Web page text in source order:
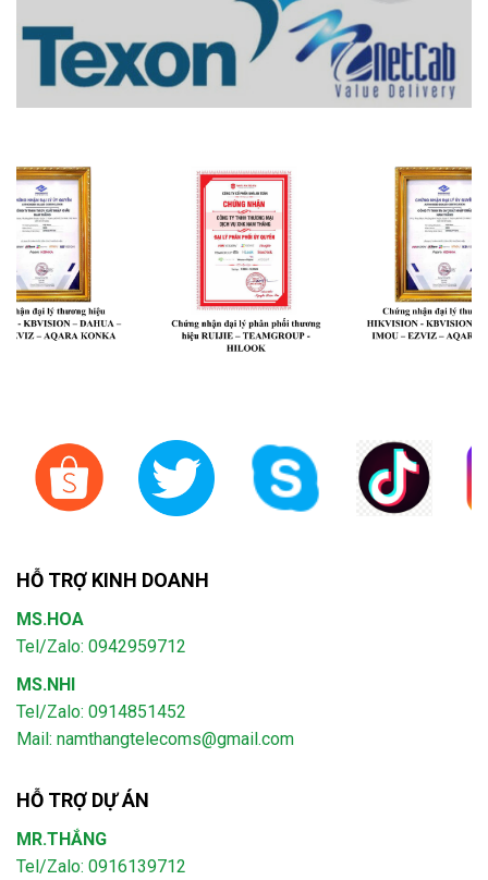
HỖ TRỢ KINH DOANH
MS.HOA
Tel/Zalo: 0942959712
MS.NHI
Tel/Zalo: 0914851452
Mail: namthangtelecoms@gmail.com
HỖ TRỢ DỰ ÁN
MR.THẮNG
Tel/Zalo: 0916139712